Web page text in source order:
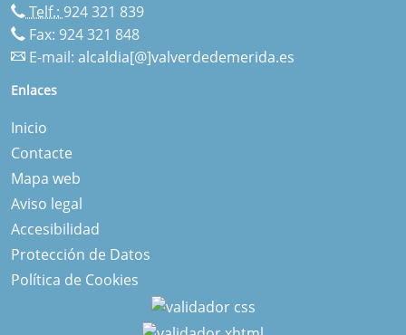
Telf.: 924 321 839
Fax: 924 321 848
E-mail: alcaldia[@]valverdedemerida.es
Enlaces
Inicio
Contacte
Mapa web
Aviso legal
Accesibilidad
Protección de Datos
Política de Cookies